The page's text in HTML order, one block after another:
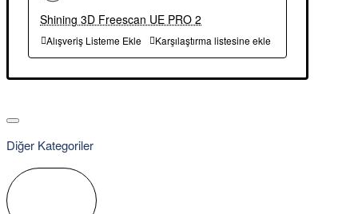
Shining 3D Freescan UE PRO 2
Alışveriş Listeme Ekle Karşılaştırma listesine ekle
Diğer Kategoriler